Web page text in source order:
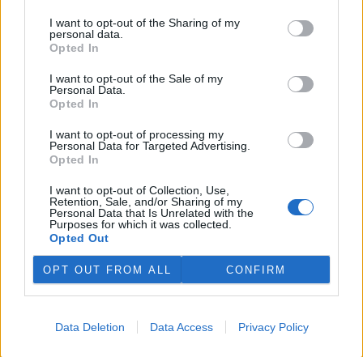
I want to opt-out of the Sharing of my
personal data.
Opted In
I want to opt-out of the Sale of my
Personal Data.
Opted In
I want to opt-out of processing my
Personal Data for Targeted Advertising.
Opted In
I want to opt-out of Collection, Use,
Retention, Sale, and/or Sharing of my
Personal Data that Is Unrelated with the
Purposes for which it was collected.
Opted Out
OPT OUT FROM ALL CONFIRM
Data Deletion Data Access Privacy Policy